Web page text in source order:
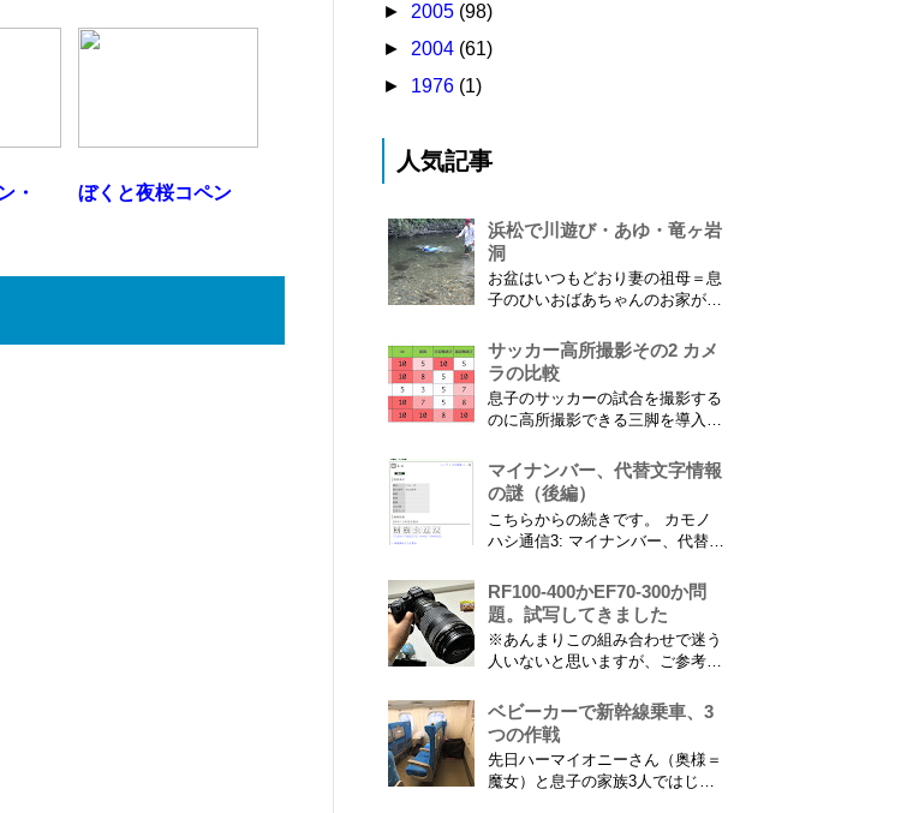
・
ぼくと夜桜コペン
► 2005 (98)
► 2004 (61)
► 1976 (1)
人気記事
浜松で川遊び・あゆ・竜ヶ岩
洞
お盆はいつもどおり妻の祖母＝息
子のひいおばあちゃんのお家があ
ばあちゃんがご健在なのはとって
もありがたいことです。 5歳vs88
歳 ひいおばあちゃんとの対決！
カモノハシ通信3 神宮寺川で水遊
び、下の方に動画も付けてます
サッカー高所撮影その2 カメ
ラの比較
息子のサッカーの試合を撮影する
のに高所撮影できる三脚を導入し
さからフィールド全体（少年用な
ので大人用の半分の大きさです）
を撮影できればカメラを放置して
の撮影ができますし、選手のポジ
ショニングを俯瞰で見てあとから
問題...
マイナンバー、代替文字情報
の謎（後編）
こちらからの続きです。 カモノ
ハシ通信3: マイナンバー、代替文
供の名前に使える漢字には制限が
あります。たまに使える漢字が増
えたり減ったりしてニュースにな
ってますよね。（2015年１月には
「巫」の字が人名漢字に追加され
RF100-400かEF70-300か問
題。試写してきました
※あんまりこの組み合わせで迷う
人いないと思いますが、ご参考に
とにご注意ください。 息子がサ
ッカーを始めたことで望遠レンズ
をつけての撮影機会がまた増えて
きました。使っているのは EF70-
300mm F4-5.6 IS USM というレ
ベビーカーで新幹線乗車、3
つの作戦
先日ハーマイオニーさん（奥様＝
魔女）と息子の家族3人ではじめ